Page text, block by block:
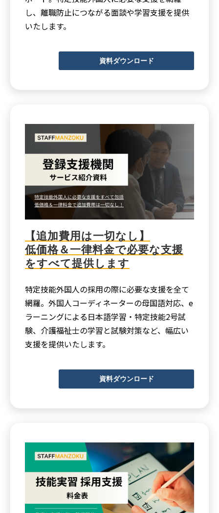
し、離職防止につながる面談や学習支援を提供
いたします。
資料ダウンロード
【追加費用は一切なし】
低価格＆一律料金で必要な支援
をすべて提供します
特定技能外国人の採用の際に必要な支援を全て
網羅。外国人コーディネーターの母国語対応、e
ラーニングによる日本語学習・特定技能2号試
験、介護福祉士の学習と試験対策など、幅広い
支援を提供いたします。
資料ダウンロード